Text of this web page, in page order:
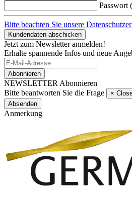
Passwort
Bitte beachten Sie unsere
Kundendaten abschicken
Jetzt zum Newsletter anmelden!
Erhalte spannende Infos und neue
Abonnieren
NEWSLETTER Abonnieren
Bitte beantworten Sie die Frage
×
Absenden
Anmerkung